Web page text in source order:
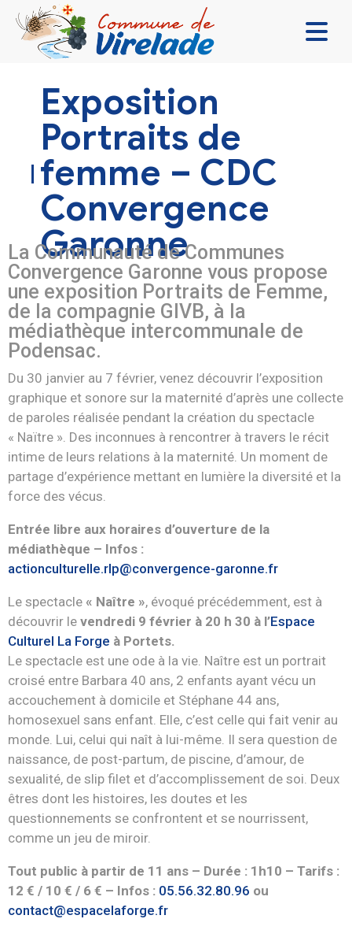
VIVRE ENSEMBLE
SE DIVERTIR
DÉCOUVRIR
CONTACT
Exposition
Portraits de
femme – CDC
Convergence
Garonne
La Communauté de Communes
Convergence Garonne vous propose
une exposition Portraits de Femme,
de la compagnie GIVB, à la
médiathèque intercommunale de
Podensac.
Du 30 janvier au 7 février, venez découvrir l’exposition
graphique et sonore sur la maternité d’après une collecte
de paroles réalisée pendant la création du spectacle
« Naïtre ». Des inconnues à rencontrer à travers le récit
intime de leurs relations à la maternité. Un moment de
partage d’expérience mettant en lumière la diversité et la
force des vécus.
Entrée libre aux horaires d’ouverture de la
médiathèque – Infos :
actionculturelle.rlp@convergence-garonne.fr
Le spectacle « Naître », évoqué précédemment, est à
découvrir le vendredi 9 février à 20 h 30 à l’Espace
Culturel La Forge à Portets.
Le spectacle est une ode à la vie. Naître est un portrait
croisé entre Barbara 40 ans, 2 enfants ayant vécu un
accouchement à domicile et Stéphane 44 ans,
homosexuel sans enfant. Elle, c’est celle qui fait venir au
monde. Lui, celui qui naît à lui-même. Il sera question de
naissance, de post-partum, de piscine, d’amour, de
sexualité, de slip filet et d’accomplissement de soi. Deux
êtres dont les histoires, les doutes et les
questionnements se confrontent et se nourrissent,
comme un jeu de miroir.
Tout public à partir de 11 ans – Durée : 1h10 – Tarifs :
12 € / 10 € / 6 € – Infos : 05.56.32.80.96 ou
contact@espacelaforge.fr